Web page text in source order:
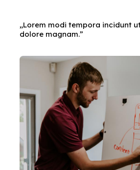
„Lorem modi tempora incidunt
dolore magnam.”